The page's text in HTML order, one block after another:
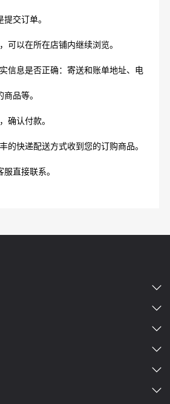
交订单。
可以在所在店铺内继续浏览。
信息是否正确：寄送和账单地址、电
品等。
确认付款。
的快递配送方式收到您的订购商品。
直接联系。